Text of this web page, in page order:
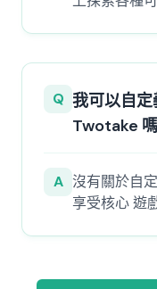
Q 我可以自定
Twotake
A 沒有關於自
享受核心 遊